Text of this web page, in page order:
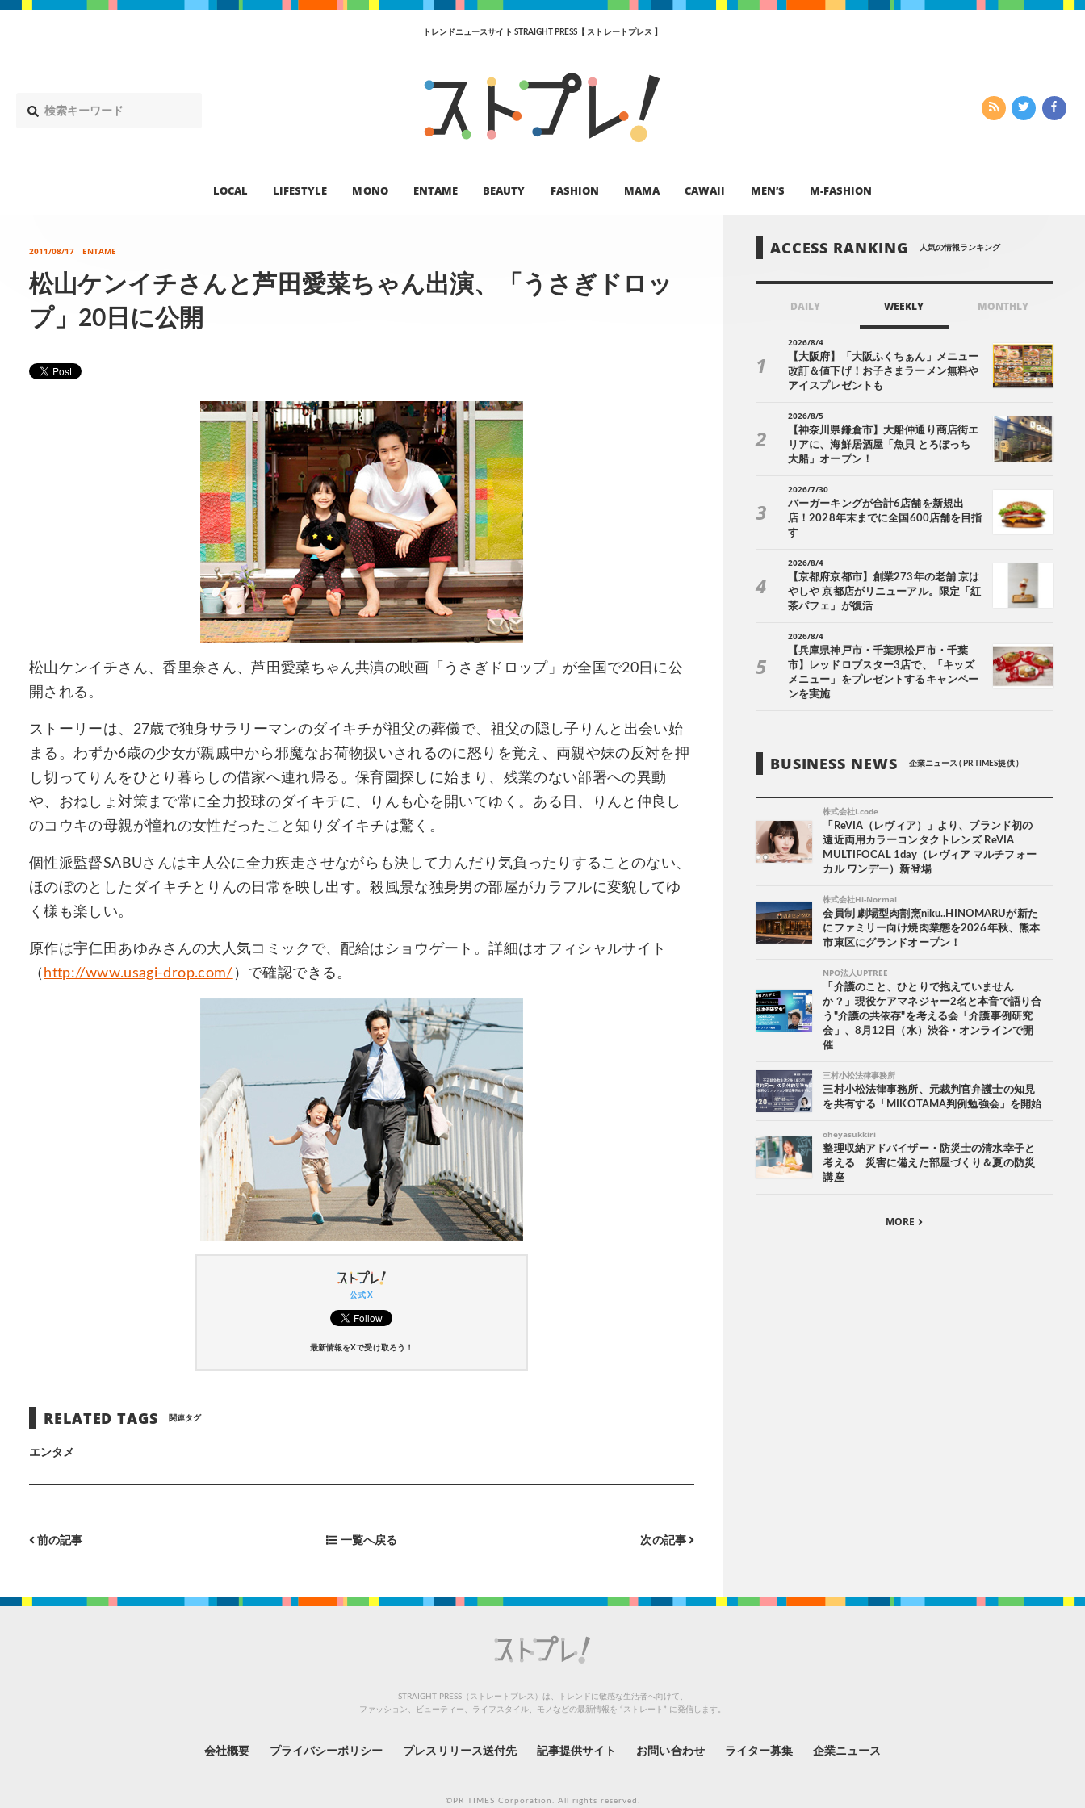
トレンドニュースサイト STRAIGHT PRESS【 ストレートプレス 】
LOCAL LIFESTYLE MONO ENTAME BEAUTY FASHION MAMA CAWAII MEN’S M-FASHION
2011/08/17 ENTAME
松山ケンイチさんと芦田愛菜ちゃん出演、「うさぎドロッ
プ」20日に公開
松山ケンイチさん、香里奈さん、芦田愛菜ちゃん共演の映画「うさぎドロップ」が全国で20日に公
開される。
ストーリーは、27歳で独身サラリーマンのダイキチが祖父の葬儀で、祖父の隠し子りんと出会い始
まる。わずか6歳の少女が親戚中から邪魔なお荷物扱いされるのに怒りを覚え、両親や妹の反対を押
し切ってりんをひとり暮らしの借家へ連れ帰る。保育園探しに始まり、残業のない部署への異動
や、おねしょ対策まで常に全力投球のダイキチに、りんも心を開いてゆく。ある日、りんと仲良し
のコウキの母親が憧れの女性だったこと知りダイキチは驚く。
個性派監督SABUさんは主人公に全力疾走させながらも決して力んだり気負ったりすることのない、
ほのぼのとしたダイキチとりんの日常を映し出す。殺風景な独身男の部屋がカラフルに変貌してゆ
く様も楽しい。
原作は宇仁田あゆみさんの大人気コミックで、配給はショウゲート。詳細はオフィシャルサイト
（ http://www.usagi-drop.com/ ）で確認できる。
公式 X
最新情報をXで受け取ろう！
RELATED TAGS 関連タグ
エンタメ
前の記事 一覧へ戻る 次の記事
ACCESS RANKING 人気の情報ランキング
DAILY WEEKLY MONTHLY
2026/8/4
【大阪府】「大阪ふくちぁん」メニュー
改訂＆値下げ！お子さまラーメン無料や
アイスプレゼントも
2026/8/5
【神奈川県鎌倉市】大船仲通り商店街エ
リアに、海鮮居酒屋「魚貝 とろぼっち
大船」オープン！
2026/7/30
バーガーキングが合計6店舗を新規出
店！2028年末までに全国600店舗を目指
す
2026/8/4
【京都府京都市】創業273年の老舗 京は
やしや 京都店がリニューアル。限定「紅
茶パフェ」が復活
2026/8/4
【兵庫県神戸市・千葉県松戸市・千葉
市】レッドロブスター3店で、「キッズ
メニュー」をプレゼントするキャンペー
ンを実施
BUSINESS NEWS 企業ニュース ( PR TIMES提供 )
株式会社Lcode
「ReVIA（レヴィア）」より、ブランド初の
遠近両用カラーコンタクトレンズ ReVIA
MULTIFOCAL 1day（レヴィア マルチフォー
カル ワンデー）新登場
株式会社Hi-Normal
会員制 劇場型肉割烹niku..HINOMARUが新た
にファミリー向け焼肉業態を2026年秋、熊本
市東区にグランドオープン！
NPO法人UPTREE
「介護のこと、ひとりで抱えていません
か？」現役ケアマネジャー2名と本音で語り合
う"介護の共依存"を考える会「介護事例研究
会」、8月12日（水）渋谷・オンラインで開
催
三村小松法律事務所
三村小松法律事務所、元裁判官弁護士の知見
を共有する「MIKOTAMA判例勉強会」を開始
oheyasukkiri
整理収納アドバイザー・防災士の清水幸子と
考える 災害に備えた部屋づくり＆夏の防災
講座
MORE
STRAIGHT PRESS（ストレートプレス）は、トレンドに敏感な生活者へ向けて、
ファッション、ビューティー、ライフスタイル、モノなどの最新情報を “ストレート” に発信します。
会社概要 プライバシーポリシー プレスリリース送付先 記事提供サイト お問い合わせ ライター募集 企業ニュース
©PR TIMES Corporation. All rights reserved.